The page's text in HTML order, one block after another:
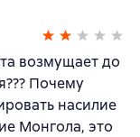
возмущает до
Почему
насилие
Монгола, это